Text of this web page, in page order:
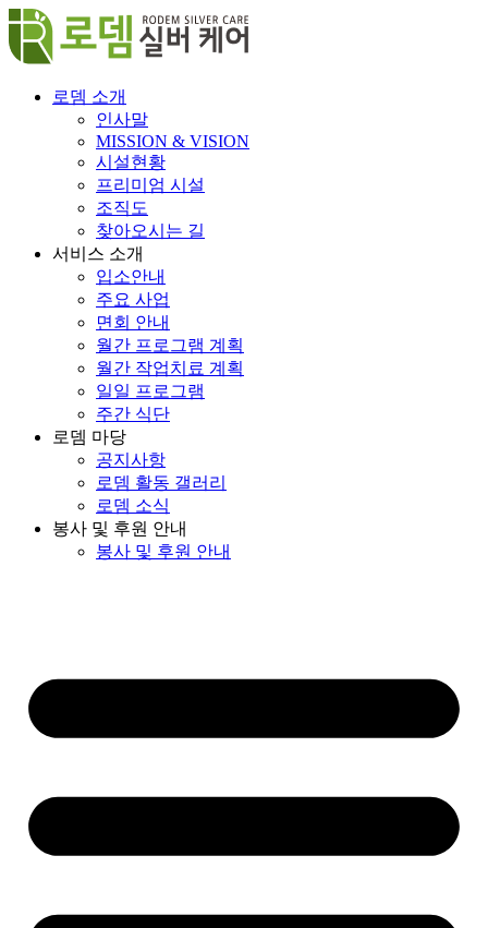
콘
텐
츠
로뎀 소개
인사말
MISSION & VISION
시설현황
프리미엄 시설
조직도
찾아오시는 길
서비스 소개
입소안내
주요 사업
면회 안내
월간 프로그램 계획
월간 작업치료 계획
일일 프로그램
주간 식단
로뎀 마당
공지사항
로뎀 활동 갤러리
로뎀 소식
봉사 및 후원 안내
봉사 및 후원 안내